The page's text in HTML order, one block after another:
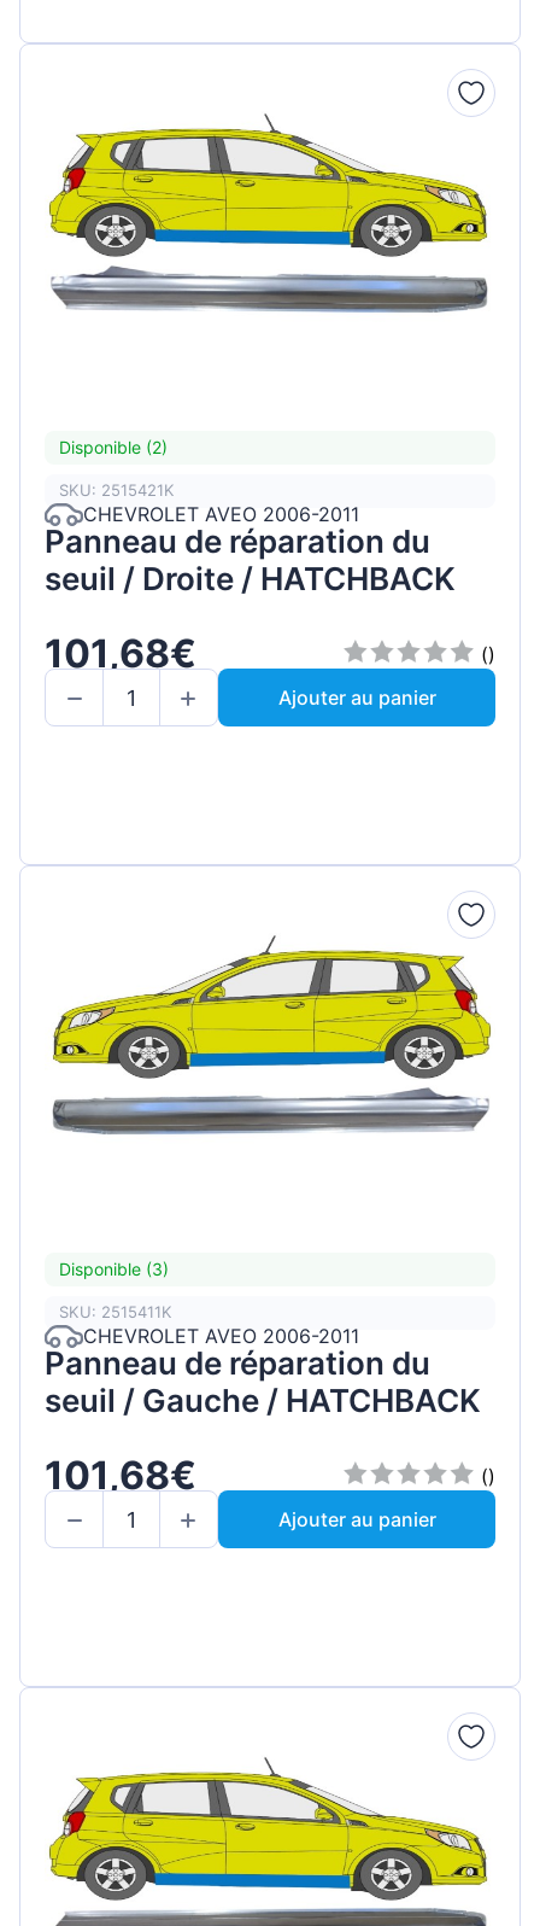
Disponible (2)
SKU: 2515421K
CHEVROLET AVEO 2006-2011
Panneau de réparation du
seuil / Droite / HATCHBACK
101,68€
()
Ajouter au panier
Disponible (3)
SKU: 2515411K
CHEVROLET AVEO 2006-2011
Panneau de réparation du
seuil / Gauche / HATCHBACK
101,68€
()
Ajouter au panier